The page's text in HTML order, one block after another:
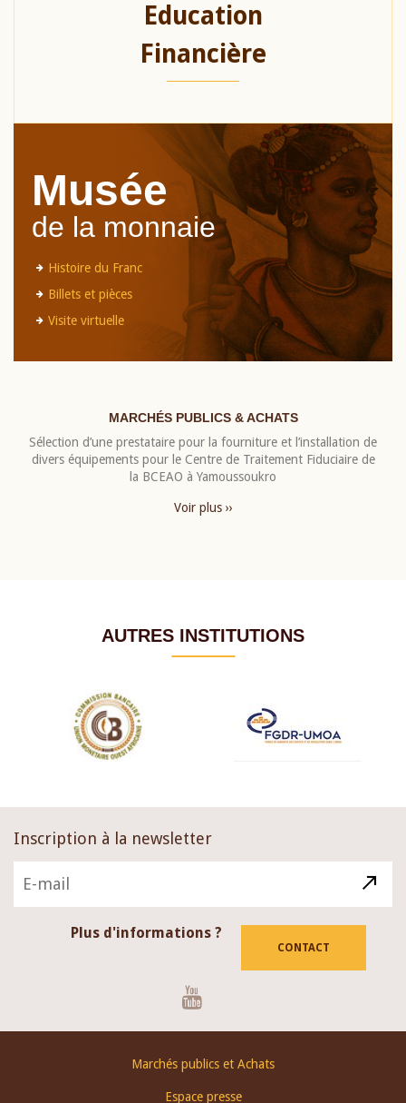
Education
Financière
Musée
de la monnaie
Histoire du Franc
Billets et pièces
Visite virtuelle
MARCHÉS PUBLICS & ACHATS
Sélection d’une prestataire pour la fourniture et l’installation de
divers équipements pour le Centre de Traitement Fiduciaire de
la BCEAO à Yamoussoukro
Voir plus ››
AUTRES INSTITUTIONS
Inscription à la newsletter
Plus d'informations ?
CONTACT
Marchés publics et Achats
Espace presse